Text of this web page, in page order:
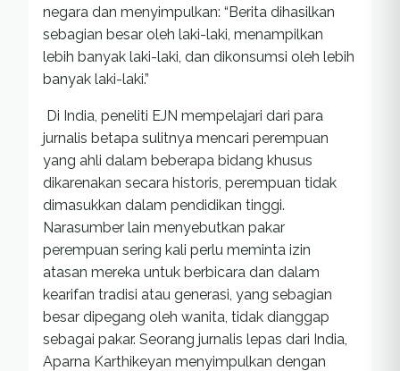
negara dan menyimpulkan: “Berita dihasilkan
sebagian besar oleh laki-laki, menampilkan
lebih banyak laki-laki, dan dikonsumsi oleh lebih
banyak laki-laki.”
Di India, peneliti EJN mempelajari dari para
jurnalis betapa sulitnya mencari perempuan
yang ahli dalam beberapa bidang khusus
dikarenakan secara historis, perempuan tidak
dimasukkan dalam pendidikan tinggi.
Narasumber lain menyebutkan pakar
perempuan sering kali perlu meminta izin
atasan mereka untuk berbicara dan dalam
kearifan tradisi atau generasi, yang sebagian
besar dipegang oleh wanita, tidak dianggap
sebagai pakar. Seorang jurnalis lepas dari India,
Aparna Karthikeyan menyimpulkan dengan